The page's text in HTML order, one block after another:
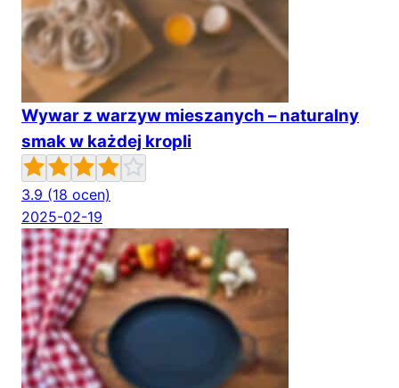
Wywar z warzyw mieszanych – naturalny
smak w każdej kropli
3.9 (18 ocen)
2025-02-19